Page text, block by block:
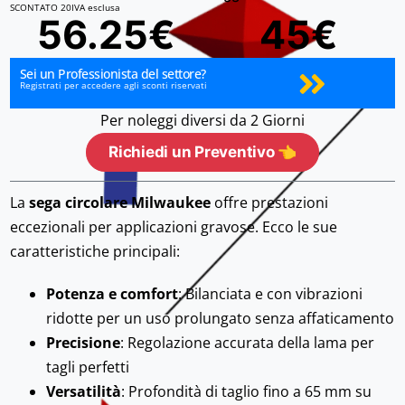
SCONTATO 20IVA esclusa
56.25€ 45€
Sei un Professionista del settore?
Registrati per accedere agli sconti riservati
Lasega circolare Milwaukee offre prestazioni
eccezionali per applicazioni gravose. Ecco le sue
caratteristiche principali:
Potenza e comfort: Bilanciata e con vibrazioni
ridotte per un uso prolungato senza affaticamento
Precisione: Regolazione accurata della lama per
tagli perfetti
Versatilità: Profondità di taglio fino a 65 mm su
Per noleggi diversi da 2 Giorni
Richiedi un Preventivo 👈